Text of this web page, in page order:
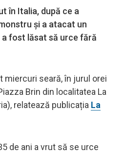
în Italia, după ce a
și a atacat un
fost lăsat să urce fără
miercuri seară, în jurul orei
Brin din localitatea La
relatează publicația La
de ani a vrut să se urce